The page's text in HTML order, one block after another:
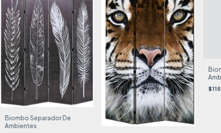
Biombo Separador De
Ambientes